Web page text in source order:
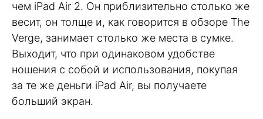
чем iPad Air 2. Он приблизительно столько же
весит, он толще и, как говорится в обзоре The
Verge, занимает столько же места в сумке.
Выходит, что при одинаковом удобстве
ношения с собой и использования, покупая
за те же деньги iPad Air, вы получаете
больший экран.